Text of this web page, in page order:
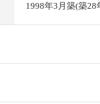
1998年3月築(築28